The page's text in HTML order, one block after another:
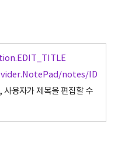
notes/ID
용자가 제목을 편집할 수